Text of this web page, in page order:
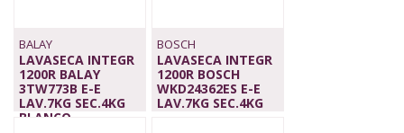
BALAY
LAVASECA INTEGR
1200R BALAY
3TW773B E-E
LAV.7KG SEC.4KG
BLANCO
BOSCH
LAVASECA INTEGR
1200R BOSCH
WKD24362ES E-E
LAV.7KG SEC.4KG